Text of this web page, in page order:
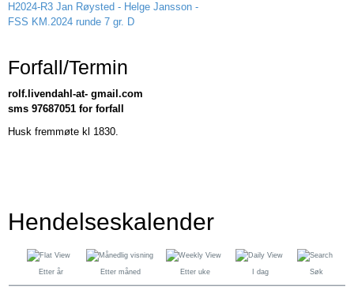
H2024-R3 Jan Røysted - Helge Jansson -
FSS KM.2024 runde 7 gr. D
Forfall/Termin
rolf.livendahl-at- gmail.com
sms 97687051 for forfall
Husk fremmøte kl 1830.
Hendelseskalender
Etter år Etter måned Etter uke I dag Søk